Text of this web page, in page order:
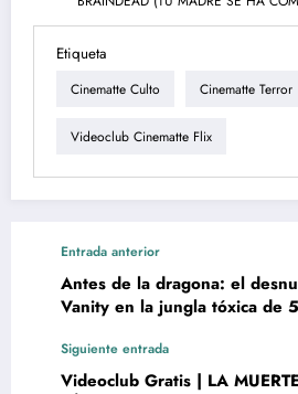
Etiqueta
Cinematte Culto Cinematte Terror
Videoclub Cinematte Flix
Entrada anterior
Antes de la dragona: el
Vanity en la jungla tóxica de
Siguiente entrada
Videoclub Gratis | LA